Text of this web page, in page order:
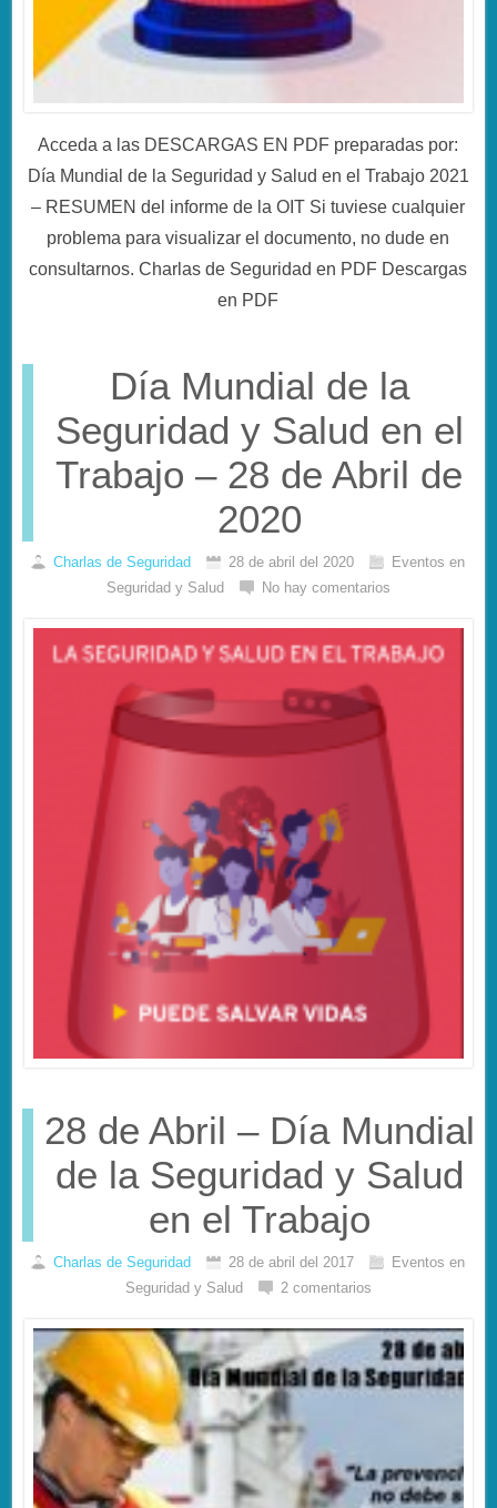
Acceda a las DESCARGAS EN PDF preparadas por:
Día Mundial de la Seguridad y Salud en el Trabajo 2021
– RESUMEN del informe de la OIT Si tuviese cualquier
problema para visualizar el documento, no dude en
consultarnos. Charlas de Seguridad en PDF Descargas
en PDF
Día Mundial de la
Seguridad y Salud en el
Trabajo – 28 de Abril de
2020
Charlas de Seguridad 28 de abril del 2020
Eventos en
Seguridad y Salud
No hay comentarios
28 de Abril – Día Mundial
de la Seguridad y Salud
en el Trabajo
Charlas de Seguridad 28 de abril del 2017
Eventos en
Seguridad y Salud
2 comentarios